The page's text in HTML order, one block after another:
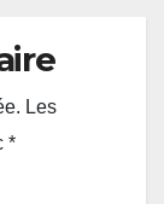
Les
*